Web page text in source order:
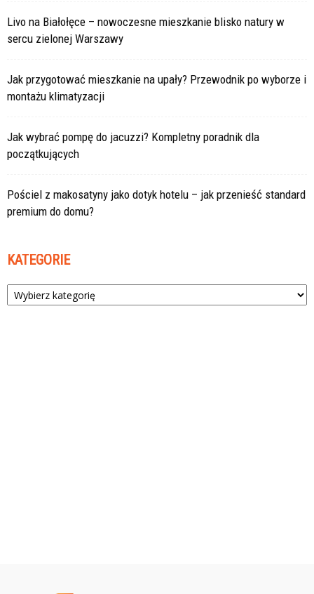
Livo na Białołęce – nowoczesne mieszkanie blisko natury w
sercu zielonej Warszawy
Jak przygotować mieszkanie na upały? Przewodnik po wyborze i
montażu klimatyzacji
Jak wybrać pompę do jacuzzi? Kompletny poradnik dla
początkujących
Pościel z makosatyny jako dotyk hotelu – jak przenieść standard
premium do domu?
KATEGORIE
Kategorie